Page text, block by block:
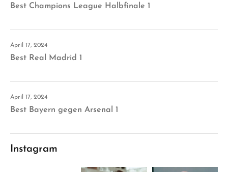
Best Champions League Halbfinale 1
April 17, 2024
Best Real Madrid 1
April 17, 2024
Best Bayern gegen Arsenal 1
Instagram